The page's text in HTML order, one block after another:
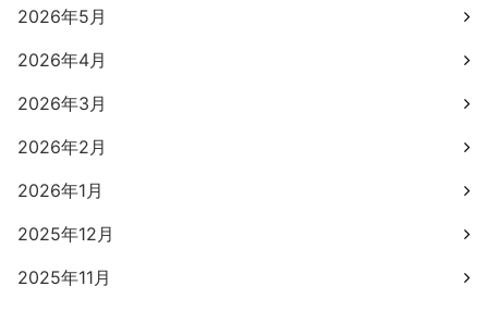
2026年5月
2026年4月
2026年3月
2026年2月
2026年1月
2025年12月
2025年11月